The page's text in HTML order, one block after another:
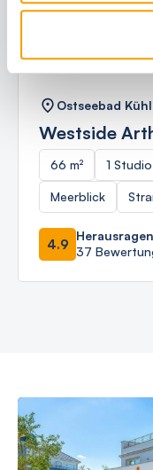
Ostseebad
Westside
66 m² 1 Studio
Meerblick
4.9 37